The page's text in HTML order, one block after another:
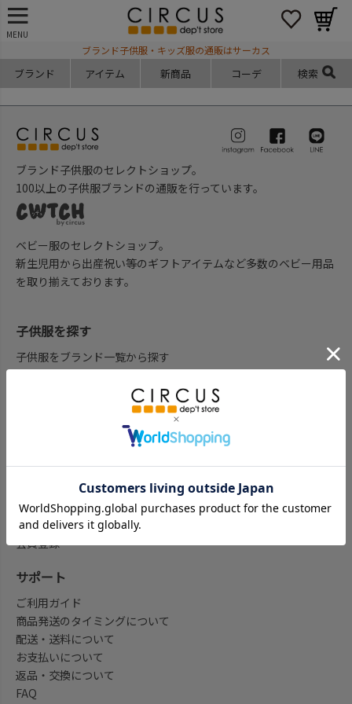
MENU
ブランド子供服・キッズ服の通販はサーカス
ブランド アイテム 新商品 コーデ 検索
ブランド子供服のセレクトショップ。
100以上の子供服ブランドの通販を行っています。
ベビー服のセレクトショップ。
新生児用から出産祝い等のギフトアイテムなど多数のベビー用品
を取り揃えております。
子供服を探す
子供服をブランド一覧から探す
ベビー服ギフト通販のCWTCH
セール
my focus(よみもの)
会員登録/マイページ
会員登録
サポート
ご利用ガイド
商品発送のタイミングについて
配送・送料について
お支払いについて
返品・交換について
FAQ